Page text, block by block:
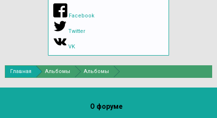
Facebook
Twitter
VK
Главная Альбомы Альбомы
О форуме